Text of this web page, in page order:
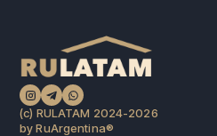
(c) RULATAM 2024-2026
by RuArgentina®️